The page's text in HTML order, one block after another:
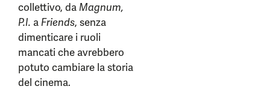
collettivo, da Magnum,
P.I. a Friends, senza
dimenticare i ruoli
mancati che avrebbero
potuto cambiare la storia
del cinema.